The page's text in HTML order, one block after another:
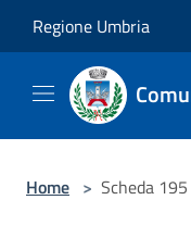
Regione Umbria
Home > Scheda 195